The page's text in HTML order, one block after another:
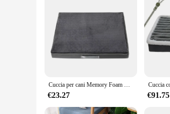
Cuccia per cani Memory Foam morbido e accogliente materassino per animali domestici per cani di taglia piccola e media cuscino per cani lavabile rimovibile antiscivolo forniture per animali domestici
€23.27 €91.75